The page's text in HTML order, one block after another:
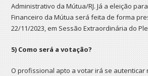
Administrativo da Mútua/RJ. Já a eleição
Financeiro da Mútua será feita de forma
22/11/2023, em Sessão Extraordinária do
5) Como será a votação?
O profissional apto a votar irá se autenticar